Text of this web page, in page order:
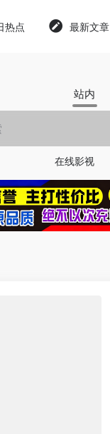
热点 最新文章
站内
在线影视